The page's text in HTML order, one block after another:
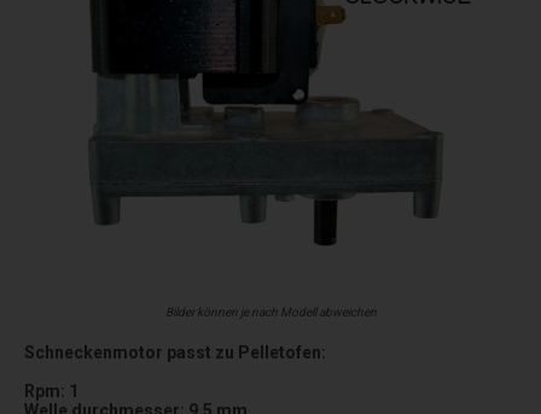
Bilder können je nach Modell abweichen
Schneckenmotor passt zu Pelletofen:
Rpm: 1
Welle durchmesser: 9,5 mm